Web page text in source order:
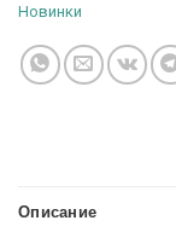
Новинки
Описание